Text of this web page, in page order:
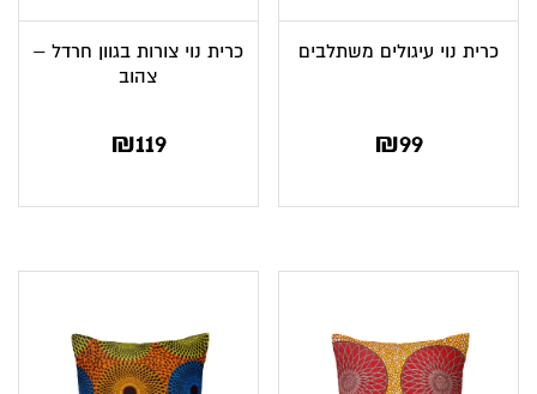
כרית נוי עיגולים משתלבים
₪99
כרית נוי צורות בגוון חרדל –
צהוב
₪119